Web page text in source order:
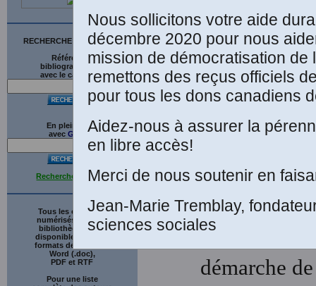
RECHERCHE SUR LE SITE
Références
bibliographiques
avec le catalogue
En plein texte
avecG gl
Recherche avancée
Tous les ouvrages
numérisés de cette
bibliothèque sont
disponibles en trois
formats de fichiers :
Word (.doc),
PDF et RTF
Pour une liste
Maître de
Cette
en sciences
démarche
Nous sollicitons votre aide
décembre 2020 pour nous
mission de démocratisation
remettons des reçus officiels
pour tous les dons canadiens
Aidez-nous à assurer la
en libre accès!
Merci de nous soutenir en
Jean-Marie Tremblay,
sciences sociales